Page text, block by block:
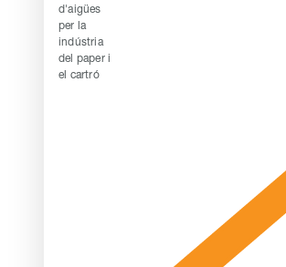
d'aigües
per la
indústria
del paper i
el cartró